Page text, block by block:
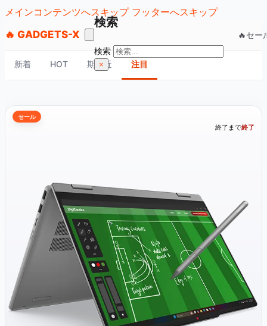
メインコンテンツへスキップ フッターへスキップ
🔥 GADGETS-X
🔥セー
検索
検索
×
注目セール
新着 HOT 期限近 注目
セール
終了まで終了